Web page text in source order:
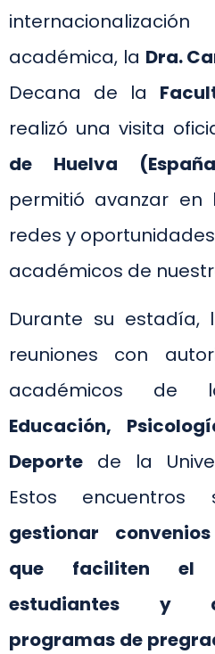
académica, la Dra.
Decana de la
realizó una visita
de Huelva
permitió avanzar en
redes y
académicos de
Durante su estadía,
reuniones con
académicos
Educación,
Deporte de la
Estos
gestionar
que faciliten el
estudiantes y
programas de